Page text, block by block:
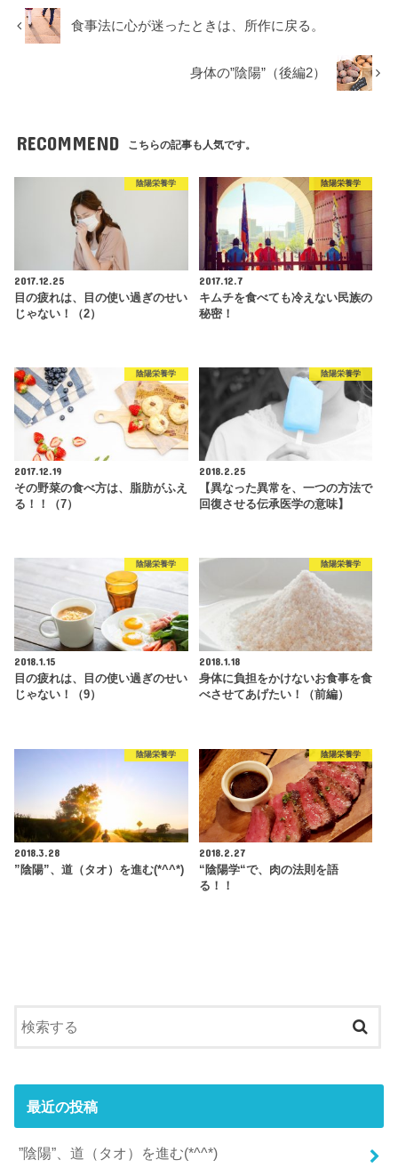
食事法に心が迷ったときは、所作に戻る。
身体の”陰陽”（後編2）
RECOMMEND こちらの記事も人気です。
陰陽栄養学
2017.12.25
目の疲れは、目の使い過ぎのせい
じゃない！（2）
陰陽栄養学
2017.12.7
キムチを食べても冷えない民族の
秘密！
陰陽栄養学
2017.12.19
その野菜の食べ方は、脂肪がふえ
る！！（7）
陰陽栄養学
2018.2.25
【異なった異常を、一つの方法で
回復させる伝承医学の意味】
陰陽栄養学
2018.1.15
目の疲れは、目の使い過ぎのせい
じゃない！（9）
陰陽栄養学
2018.1.18
身体に負担をかけないお食事を食
べさせてあげたい！（前編）
陰陽栄養学
2018.3.28
”陰陽”、道（タオ）を進む(*^^*)
陰陽栄養学
2018.2.27
“陰陽学“で、肉の法則を語
る！！
最近の投稿
”陰陽”、道（タオ）を進む(*^^*)